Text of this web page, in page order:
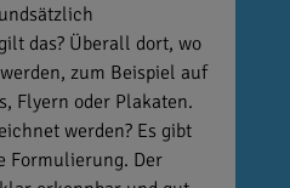
das? Überall dort, wo
zum Beispiel auf
Flyern oder Plakaten.
werden? Es gibt
Formulierung. Der